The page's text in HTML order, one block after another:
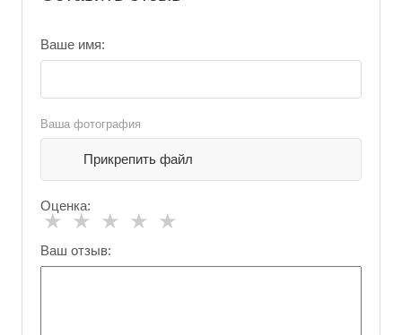
Ваше имя:
Ваша фотография
Прикрепить файл
Оценка:
★
★
★
★
★
Ваш отзыв: